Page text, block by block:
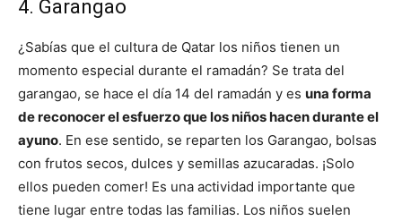
4. Garangao
¿Sabías que el cultura de Qatar los niños tienen un
momento especial durante el ramadán? Se trata del
garangao, se hace el día 14 del ramadán y es una forma
de reconocer el esfuerzo que los niños hacen durante el
ayuno. En ese sentido, se reparten los Garangao, bolsas
con frutos secos, dulces y semillas azucaradas. ¡Solo
ellos pueden comer! Es una actividad importante que
tiene lugar entre todas las familias. Los niños suelen